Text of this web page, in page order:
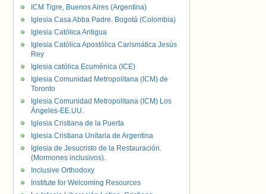
ICM Tigre, Buenos Aires (Argentina)
Iglesia Casa Abba Padre. Bogotá (Colombia)
Iglesia Católica Antigua
Iglesia Católica Apostólica Carismática Jesús
Rey
Iglesia católica Ecuménica (ICE)
Iglesia Comunidad Metropolitana (ICM) de
Toronto
Iglesia Comunidad Metropolitana (ICM) Los
Ángeles-EE.UU.
Iglesia Cristiana de la Puerta
Iglesia Cristiana Unitaria de Argentina
Iglesia de Jesucristo de la Restauración.
(Mormones inclusivos).
Inclusive Orthodoxy
Institute for Welcoming Resources